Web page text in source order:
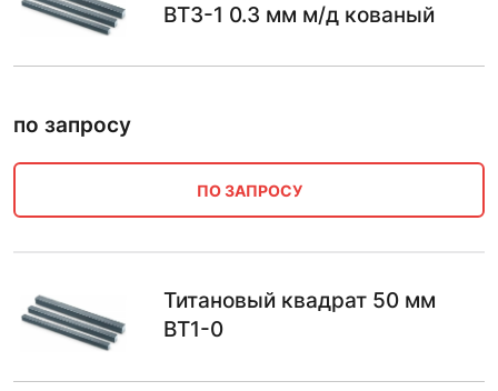
ВТ3-1 0.3 мм м/д кованый
по запросу
ПО ЗАПРОСУ
Титановый квадрат 50 мм
ВТ1-0